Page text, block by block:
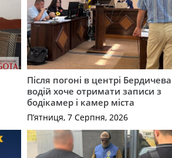
Після погоні в центрі
водій хоче отримати записи з
бодікамер і камер міста
П’ятниця, 7 Серпня, 2026